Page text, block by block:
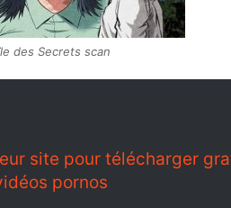
des Secrets scan
site pour télécharger
pornos